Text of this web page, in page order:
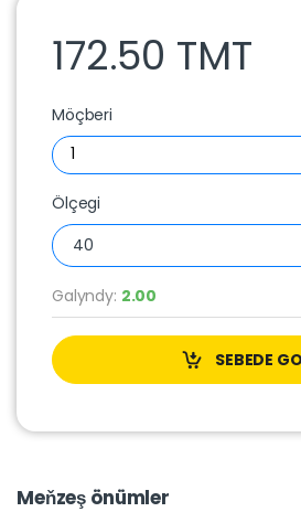
172.50 TMT
Möçberi
Ölçegi
40
Galyndy: 2.00
SEBEDE
Meňzeş önümler